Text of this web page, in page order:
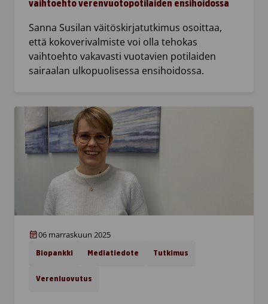
vaihtoehto verenvuotopotilaiden ensihoidossa
Sanna Susilan väitöskirjatutkimus osoittaa,
että kokoverivalmiste voi olla tehokas
vaihtoehto vakavasti vuotavien potilaiden
sairaalan ulkopuolisessa ensihoidossa.
06 marraskuun 2025
Biopankki Mediatiedote Tutkimus
Verenluovutus